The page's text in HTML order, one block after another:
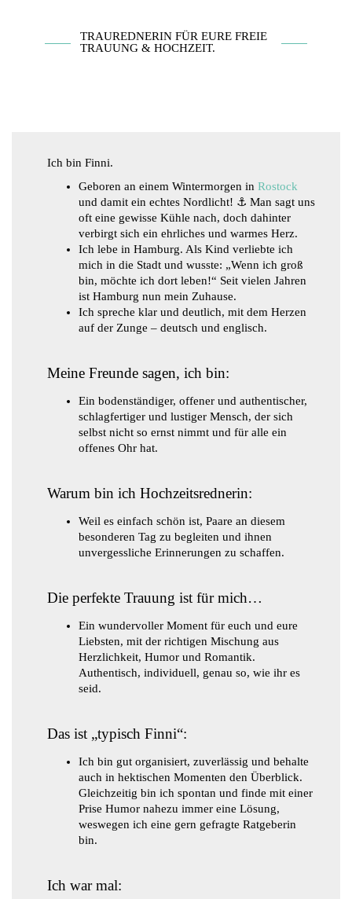
TRAUREDNERIN FÜR EURE FREIE
TRAUUNG & HOCHZEIT.
Ich bin Finni.
Geboren an einem Wintermorgen in Rostock
und damit ein echtes Nordlicht! ⚓ Man sagt uns
oft eine gewisse Kühle nach, doch dahinter
verbirgt sich ein ehrliches und warmes Herz.
Ich lebe in Hamburg. Als Kind verliebte ich
mich in die Stadt und wusste: „Wenn ich groß
bin, möchte ich dort leben!“ Seit vielen Jahren
ist Hamburg nun mein Zuhause.
Ich spreche klar und deutlich, mit dem Herzen
auf der Zunge – deutsch und englisch.
Meine Freunde sagen, ich bin:
Ein bodenständiger, offener und authentischer,
schlagfertiger und lustiger Mensch, der sich
selbst nicht so ernst nimmt und für alle ein
offenes Ohr hat.
Warum bin ich Hochzeitsrednerin:
Weil es einfach schön ist, Paare an diesem
besonderen Tag zu begleiten und ihnen
unvergessliche Erinnerungen zu schaffen.
Die perfekte Trauung ist für mich…
Ein wundervoller Moment für euch und eure
Liebsten, mit der richtigen Mischung aus
Herzlichkeit, Humor und Romantik.
Authentisch, individuell, genau so, wie ihr es
seid.
Das ist „typisch Finni“:
Ich bin gut organisiert, zuverlässig und behalte
auch in hektischen Momenten den Überblick.
Gleichzeitig bin ich spontan und finde mit einer
Prise Humor nahezu immer eine Lösung,
weswegen ich eine gern gefragte Ratgeberin
bin.
Ich war mal: